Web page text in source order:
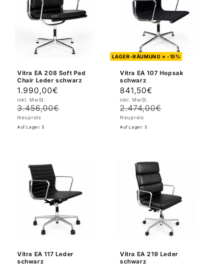
Vitra EA 208 Soft Pad
Chair Leder schwarz
Verkaufspreis
1.990,00€
inkl. MwSt.
3.456,00€
Neupreis
Auf Lager: 5
LAGER-RÄUMUNG » -15%
Vitra EA 107 Hopsak
schwarz
Verkaufspreis
841,50€
inkl. MwSt.
Preis
2.474,00€
Neupreis
Auf Lager: 3
Vitra EA 117 Leder
schwarz
Vitra EA 219 Leder
schwarz